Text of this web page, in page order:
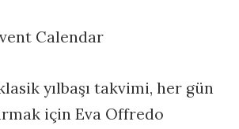
Calendar
klasik yılbaşı takvimi, her gün
için Eva Offredo